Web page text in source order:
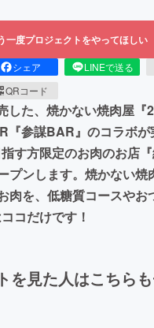
一度プロジェクトをやってほしい
シェア LINEで送る
QRコード
した、焼かない焼肉屋『
『参謀BAR』のコラボが
す方限定のお肉のお店
プンします。焼かない焼
肉を、低糖質コースやお
コだけです！
を見た人はこちら